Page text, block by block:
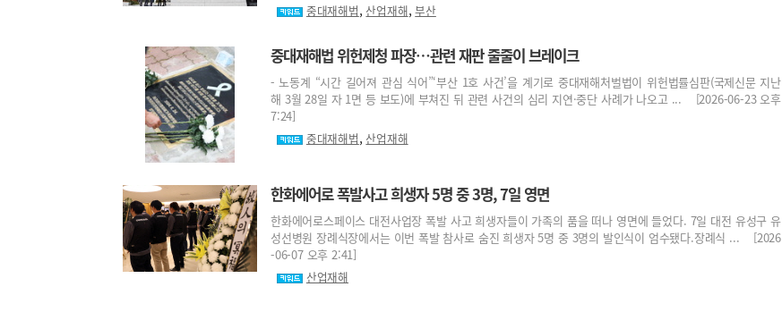
중대재해법, 산업재해,부산
중대재해법 위헌제청 파장…관련 재판 줄줄이 브레이크
- 노동계 “시간 길어져 관심 식어”‘부산 1호 사건’을 계기로 중대재해처벌법이 위헌법률심판(국제신문 지난
해 3월 28일 자 1면 등 보도)에 부쳐진 뒤 관련 사건의 심리 지연·중단 사례가 나오고 ... [2026-06-23 오후
7:24]
중대재해법, 산업재해
한화에어로 폭발사고 희생자 5명 중 3명, 7일 영면
한화에어로스페이스 대전사업장 폭발 사고 희생자들이 가족의 품을 떠나 영면에 들었다. 7일 대전 유성구 유
성선병원 장례식장에서는 이번 폭발 참사로 숨진 희생자 5명 중 3명의 발인식이 엄수됐다.장례식 ... [2026
-06-07 오후 2:41]
산업재해